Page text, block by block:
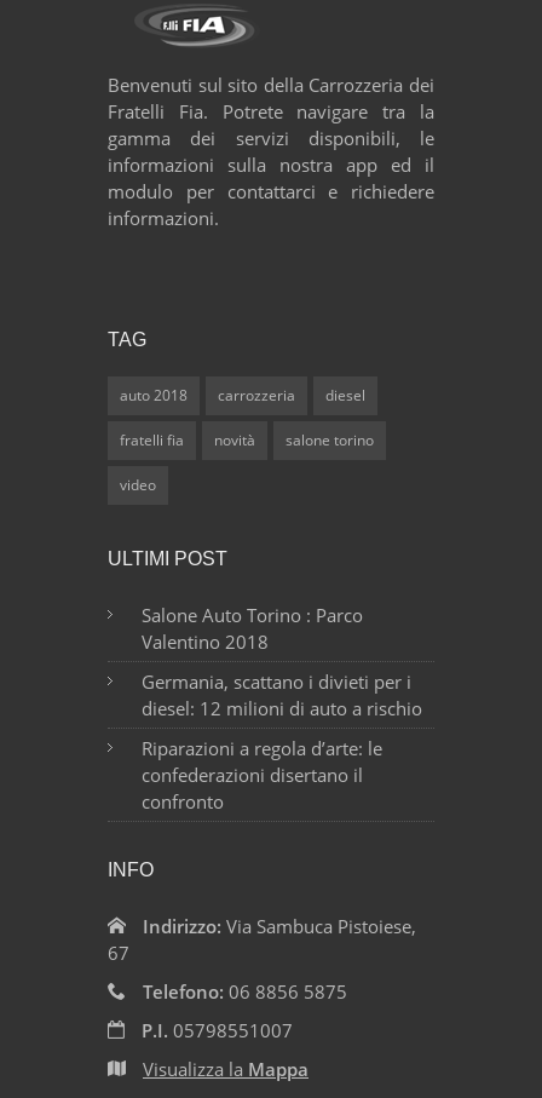
Benvenuti sul sito della Carrozzeria dei
Fratelli Fia. Potrete navigare tra la
gamma dei servizi disponibili, le
informazioni sulla nostra app ed il
modulo per contattarci e richiedere
informazioni.
TAG
auto 2018 carrozzeria diesel
fratelli fia novità salone torino
video
ULTIMI POST
Salone Auto Torino : Parco
Valentino 2018
Germania, scattano i divieti per i
diesel: 12 milioni di auto a rischio
Riparazioni a regola d’arte: le
confederazioni disertano il
confronto
INFO
Indirizzo: Via Sambuca Pistoiese,
67
Telefono: 06 8856 5875
P.I. 05798551007
Visualizza la Mappa